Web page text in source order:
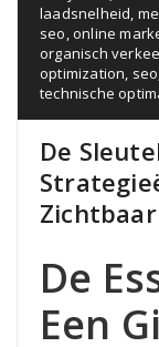
laadsnelheid,
seo,online
organisch
optimization, seo
technische
De
De
Een